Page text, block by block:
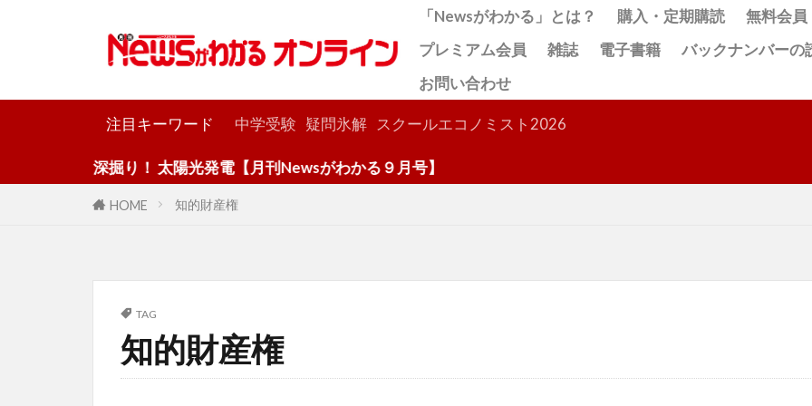
「Newsがわかる」とは？ 購入・定期購読
無料会員
プレミアム会員
雑誌 電子書籍
バックナンバーの
お問い合わせ
注目キーワード 中学受験 疑問氷解 スクールエコノミスト2026
深掘り！ 太陽光発電【月刊Newsがわかる９月号】
HOME 知的財産権
TAG
知的財産権
検索